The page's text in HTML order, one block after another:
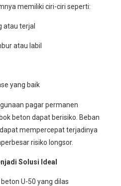
memiliki ciri-ciri seperti:
atau terjal
atau labil
yang baik
pagar permanen
beton dapat berisiko. Beban
mempercepat terjadinya
risiko longsor.
Solusi Ideal
U-50 yang dilas